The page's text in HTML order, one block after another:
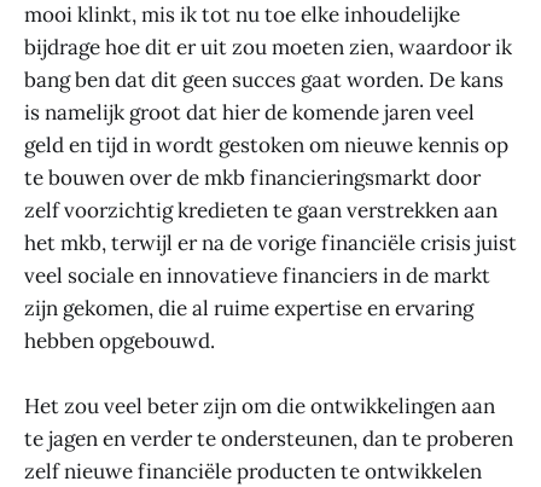
mooi klinkt, mis ik tot nu toe elke inhoudelijke
bijdrage hoe dit er uit zou moeten zien, waardoor ik
bang ben dat dit geen succes gaat worden. De kans
is namelijk groot dat hier de komende jaren veel
geld en tijd in wordt gestoken om nieuwe kennis op
te bouwen over de mkb financieringsmarkt door
zelf voorzichtig kredieten te gaan verstrekken aan
het mkb, terwijl er na de vorige financiële crisis juist
veel sociale en innovatieve financiers in de markt
zijn gekomen, die al ruime expertise en ervaring
hebben opgebouwd.
Het zou veel beter zijn om die ontwikkelingen aan
te jagen en verder te ondersteunen, dan te proberen
zelf nieuwe financiële producten te ontwikkelen